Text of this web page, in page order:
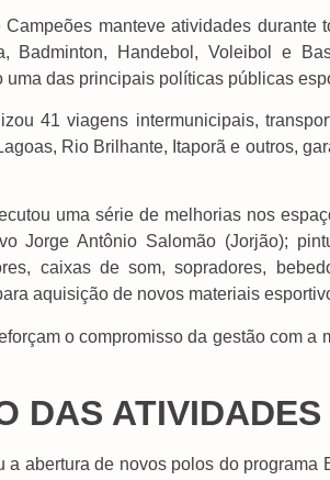
manteve atividades
Badminton, Handebol, Voleibol e
uma das principais políticas públicas
41 viagens intermunicipais,
Rio Brilhante, Itaporã e outros,
uma série de melhorias nos
Jorge Antônio Salomão (Jorjão);
caixas de som, sopradores,
aquisição de novos materiais
o compromisso da gestão com
DAS ATIVIDADES
a abertura de novos polos do